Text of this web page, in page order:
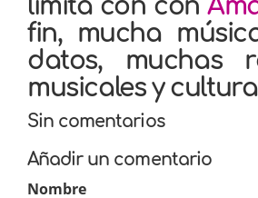
limita con con
fin, mucha
datos, muchas
musicales y
Sin comentarios
Añadir un comentario
Nombre